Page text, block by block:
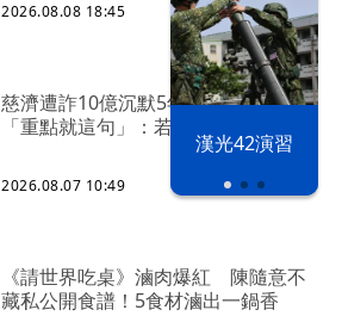
漢光42演習
2026.08.08 18:45
慈濟遭詐10億沉默5年 四叉貓看聲明
「重點就這句」：若判有罪錢還我
2026.08.07 10:49
《請世界吃桌》滷肉爆紅 陳隨意不
藏私公開食譜！5食材滷出一鍋香